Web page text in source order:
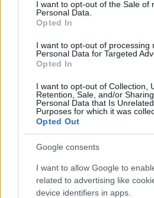
I want to opt-out of the Sale of
Personal Data.
Opted In
I want to opt-out of processing
Personal Data for Targeted
Opted In
I want to opt-out of Collection,
Retention, Sale, and/or
Personal Data that Is
Purposes for which it was
Opted Out
Google consents
I want to allow Google to
related to advertising like
device identifiers in apps.
olyanok, mint egy-egy
évben elkészül az
improvizációkból születő
főhősök különbözősége
lesz, ám mindig
humorral és sok zenével
kiválasztott életét. "Ez
izgalmas, hiszen mindig
hol tart" – mondta Máté
Az idei darabban Czukor
András, Gál Kristóf, Járó
Kovács Patrícia, Máthé
Mészáros Máté, Péter